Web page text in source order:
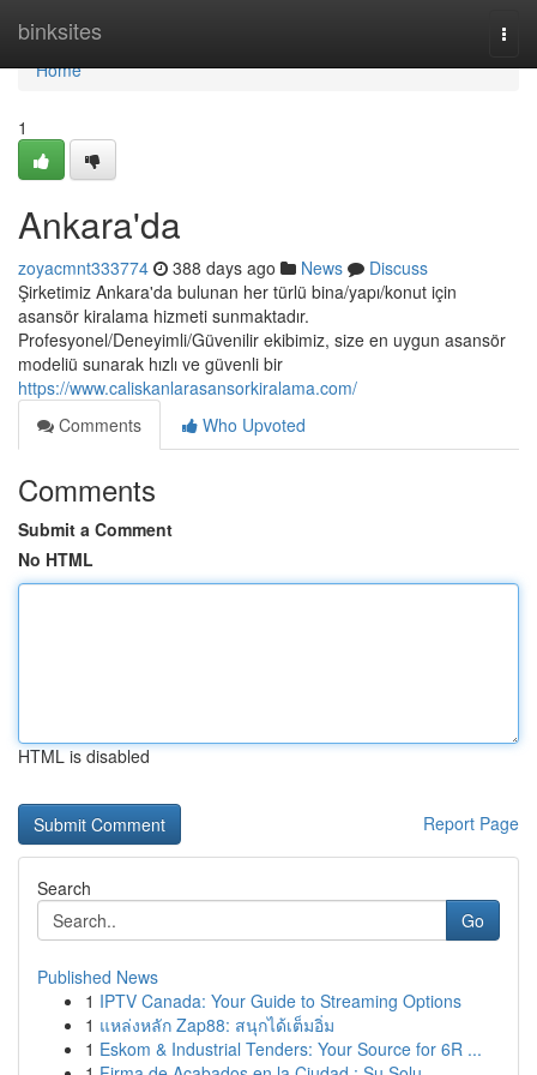
binksites
Home
Home
1
Ankara'da
zoyacmnt333774 388 days ago News
Discuss
Şirketimiz Ankara'da bulunan her türlü bina/yapı/konut için
asansör kiralama hizmeti sunmaktadır.
Profesyonel/Deneyimli/Güvenilir ekibimiz, size en uygun asansör
modeliü sunarak hızlı ve güvenli bir
https://www.caliskanlarasansorkiralama.com/
Comments
Who Upvoted
Comments
Submit a Comment
No HTML
HTML is disabled
Report Page
Search
Go
Published News
1 IPTV Canada: Your Guide to Streaming Options
1 แหล่งหลัก Zap88: สนุกได้เต็มอิ่ม
1 Eskom & Industrial Tenders: Your Source for 6R ...